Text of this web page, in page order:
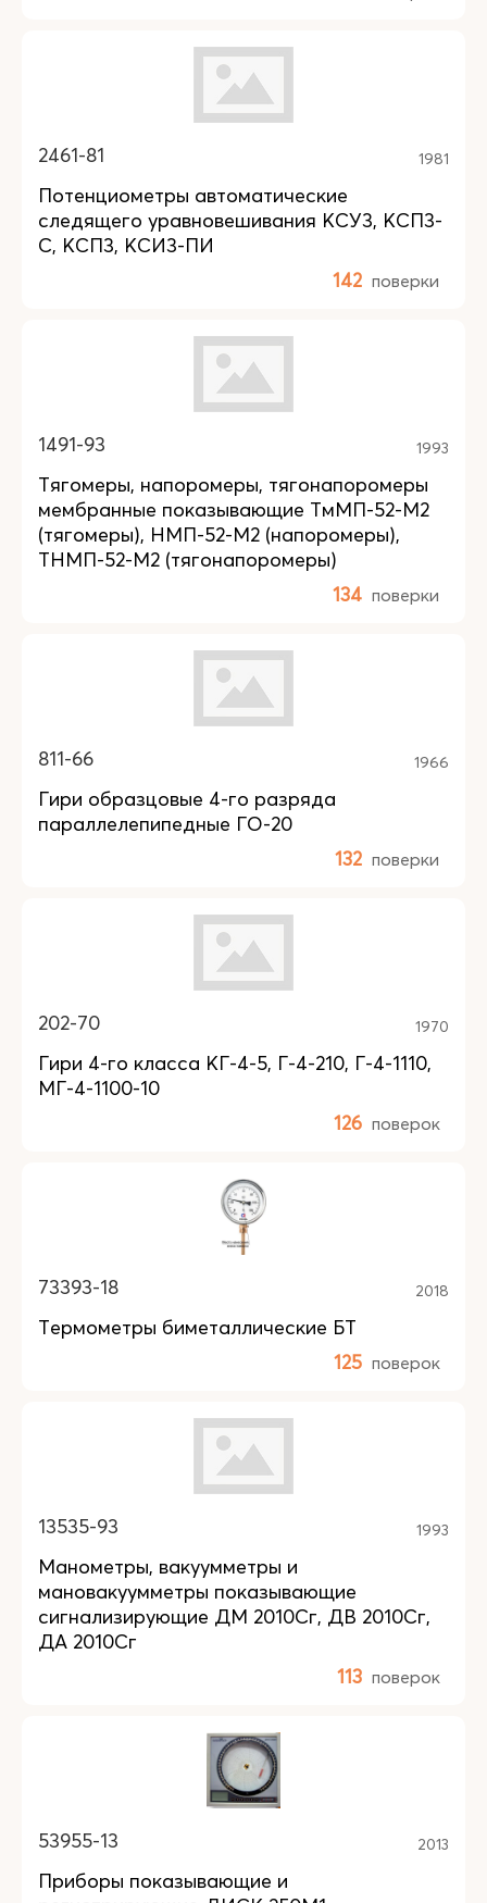
2461-81 1981
Потенциометры автоматические
следящего уравновешивания КСУ3, КСП3-
С, КСП3, КСИ3-ПИ
142 поверки
1491-93 1993
Тягомеры, напоромеры, тягонапоромеры
мембранные показывающие ТмМП-52-М2
(тягомеры), НМП-52-М2 (напоромеры),
ТНМП-52-М2 (тягонапоромеры)
134 поверки
811-66 1966
Гири образцовые 4-го разряда
параллелепипедные ГО-20
132 поверки
202-70 1970
Гири 4-го класса КГ-4-5, Г-4-210, Г-4-1110,
МГ-4-1100-10
126 поверок
73393-18 2018
Термометры биметаллические БТ
125 поверок
13535-93 1993
Манометры, вакуумметры и
мановакуумметры показывающие
сигнализирующие ДМ 2010Сг, ДВ 2010Сг,
ДА 2010Сг
113 поверок
53955-13 2013
Приборы показывающие и